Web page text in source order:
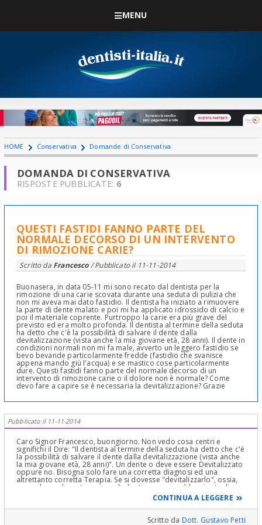
MENU
HOME Conservativa Domande di Conservativa
DOMANDA DI CONSERVATIVA
RISPOSTE PUBBLICATE: 6
QUESTI FASTIDI FANNO PARTE DEL
NORMALE DECORSO DI UN INTERVENTO
DI RIMOZIONE CARIE?
Scritto da Francesco/ Pubblicato il 11-11-2014
Buonasera, in data 05-11 mi sono recato dal dentista per la
rimozione di una carie scovata durante una seduta di pulizia che
non mi aveva mai dato fastidio. Il dentista ha iniziato a rimuovere
la parte di dente malato e poi mi ha applicato idrossido di calcio e
poi il materiale coprente. Purtroppo la carie era più grave del
previsto ed era molto profonda. Il dentista al termine della seduta
ha detto che c'è la possibilità di salvare il dente dalla
devitalizzazione (vista anche la mia giovane età, 28 anni). Il dente in
condizioni normali non mi fa male, avverto un leggero fastidio se
bevo bevande particolarmente fredde (fastidio che svanisce
appena mando giù l'acqua) e se mastico cose particolarmente
dure. Questi fastidi fanno parte del normale decorso di un
intervento di rimozione carie o il dolore non è normale? Come
devo fare a capire se è necessaria la devitalizzazione? Grazie
Pubblicato il 11-11-2014
Caro Signor Francesco, buongiorno. Non vedo cosa centri e
significhi il Dire: "Il dentista al termine della seduta ha detto che c'è
la possibilità di salvare il dente dalla devitalizzazione (vista anche
la mia giovane età, 28 anni)". Un dente o deve essere Devitalizzato
oppure no. Bisogna solo fare una corretta diagnosi ed una
altrettanto corretta Terapia. Se si dovesse "devitalizzarlo", ossia,
procedere ad una terapia endodontica, non sarebbe niente di
"tragico"! Anzi, se la si dovesse fare, salverebbe il Dente
applicando la Giusta e Normale Terapia che lo Manterrà in bocca
Vivo e non vitale! Nel 2014 esiste ancora questa "leggenda
metropolitana che una terapia canalare possa "danneggiare" un
CONTINUA A LEGGERE
Scritto da Dott. Gustavo Petti